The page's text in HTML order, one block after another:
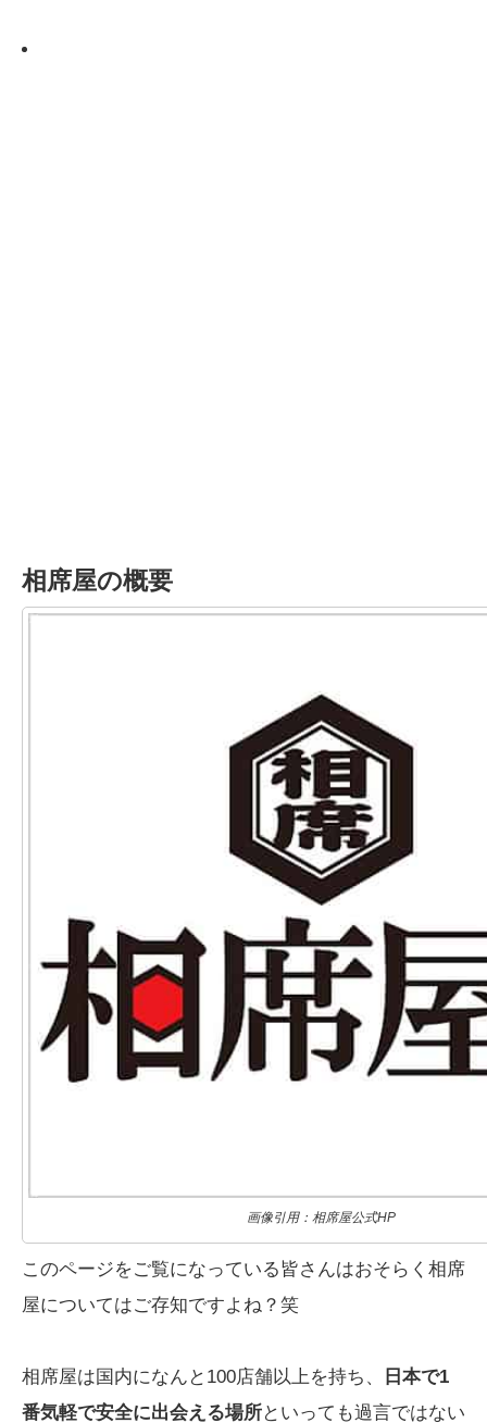
相席屋の概要
画像引用：相席屋公式HP
このページをご覧になっている皆さんはおそらく相席
屋についてはご存知ですよね？笑
相席屋は国内になんと100店舗以上を持ち、
日本で1
番気軽で安全に出会える場所といっても過言ではない